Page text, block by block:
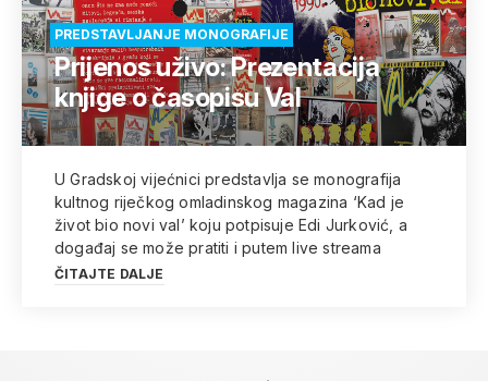
PREDSTAVLJANJE MONOGRAFIJE
Prijenos uživo: Prezentacija
knjige o časopisu Val
U Gradskoj vijećnici predstavlja se monografija
kultnog riječkog omladinskog magazina ‘Kad je
život bio novi val’ koju potpisuje Edi Jurković, a
događaj se može pratiti i putem live streama
ČITAJTE DALJE